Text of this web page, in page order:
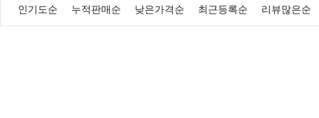
인기도순 누적판매순 낮은가격순 최근등록순 리뷰많은순